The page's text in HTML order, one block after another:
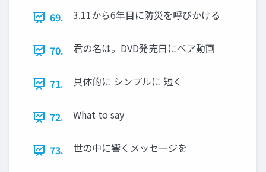
69. 3.11から6年⽬に防災を呼びかける
70. 君の名は。DVD発売⽇にペア動画
71. 具体的に シンプルに 短く
72. What to say
73. 世の中に響くメッセージを